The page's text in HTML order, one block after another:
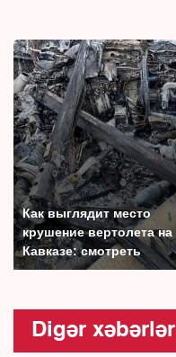
Как выглядит место
крушение вертолета на
Кавказе: смотреть
Digər xəbərlər